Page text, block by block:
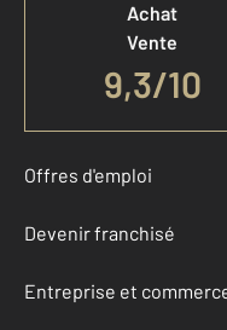
Achat
Vente
9,3/10
Offres d'emploi
Devenir franchisé
Entreprise et